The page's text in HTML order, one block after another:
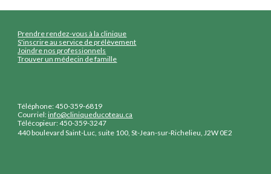
Prendre rendez-vous à la clinique
S'inscrire au service de prélèvement
Joindre nos professionnels
Trouver un médecin de famille
Téléphone: 450-359-6819
Courriel:info@cliniqueducoteau.ca
Télécopieur: 450-359-3247
440 boulevard Saint-Luc, suite 100, St-Jean-sur-Richelieu, J2W 0E2